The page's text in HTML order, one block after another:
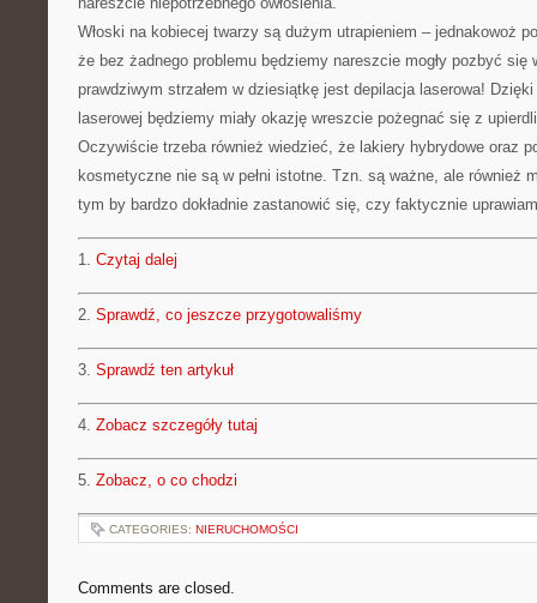
Włoski na kobiecej twarzy są dużym utrapieniem – jednakowoż
że bez żadnego problemu będziemy nareszcie mogły pozbyć się
prawdziwym strzałem w dziesiątkę jest depilacja laserowa!
laserowej będziemy miały okazję wreszcie pożegnać się z
Oczywiście trzeba również wiedzieć, że lakiery hybrydowe oraz
kosmetyczne nie są w pełni istotne. Tzn. są ważne, ale również
tym by bardzo dokładnie zastanowić się, czy faktycznie
1. Czytaj dalej
2. Sprawdź, co jeszcze przygotowaliśmy
3. Sprawdź ten artykuł
4. Zobacz szczegóły tutaj
5. Zobacz, o co chodzi
CATEGORIES: NIERUCHOMOŚCI
Comments are closed.